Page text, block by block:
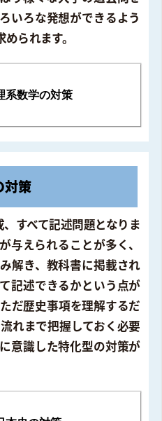
いろな発想ができるよう
られます。
数学の対策
対策
すべて記述問題となりま
与えられることが多く、
解き、教科書に掲載され
記述できるかという点が
だ歴史事項を理解するだ
れまで把握しておく必要
意識した特化型の対策が